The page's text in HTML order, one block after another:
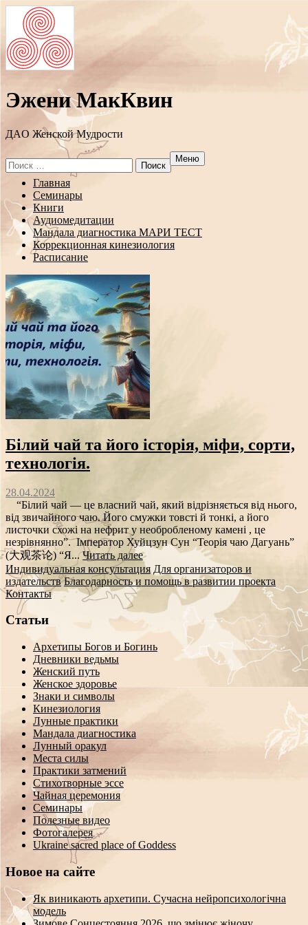
Эжени МакКвин
ДAO Женской Мудрости
Search
for:
Меню
Перейти
содержанию
Главная
Семинары
Книги
Аудиомедитации
Мандала диагностика МАРИ ТЕСТ
Коррекционная кинезиология
Расписание
Білий чай та його історія, міфи, сорти,
технологія.
28.04.2024
“Білий чай — це власний чай, який відрізняється від нього,
від звичайного чаю. Його смужки товсті й тонкі, а його
листочки схожі на нефрит у необробленому камені , це
незрівнянно”. Імператор Хуйцзун Сун “Теорія чаю Дагуань”
(大观茶论) “Я...Читать далее
Индивидуальная консультация Для организаторов и
издательств Благодарность и помощь в развитии проекта
Контакты
Статьи
Архетипы Богов и Богинь
Дневники ведьмы
Женский путь
Женское здоровье
Знаки и символы
Кинезиология
Лунные практики
Мандала диагностика
Лунный оракул
Места силы
Практики затмений
Стихотворные эссе
Чайная церемония
Семинары
Полезные видео
Фотогалерея
Ukraine sacred place of Goddess
Новое на сайте
Як виникають архетипи. Сучасна нейропсихологічна
модель